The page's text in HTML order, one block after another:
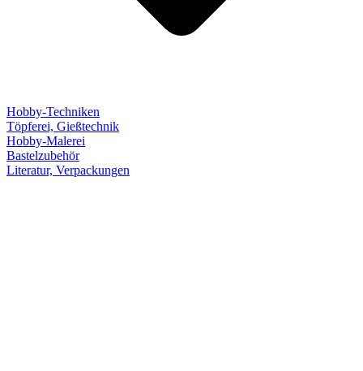
Hobby-Techniken
Töpferei, Gießtechnik
Hobby-Malerei
Bastelzubehör
Literatur, Verpackungen